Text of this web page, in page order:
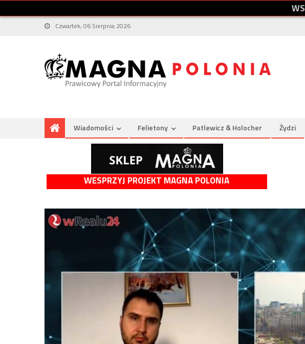
WS
Czwartek, 06 Sierpnia 2026
Wiadomości Felietony Patlewicz & Holocher Żydzi
WESPRZYJ PROJEKT MAGNA POLONIA